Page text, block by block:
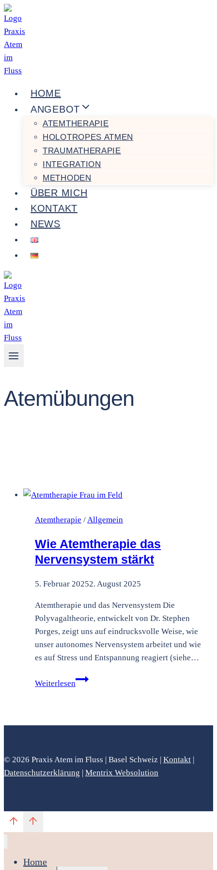
Zum
Inhalt
springen
HOME
ANGEBOT
ATEMTHERAPIE
HOLOTROPES ATMEN
TRAUMATHERAPIE
INTEGRATION
METHODEN
ÜBER MICH
KONTAKT
NEWS
Atemübungen
Atemtherapie / Allgemein
Wie Atemtherapie das
Nervensystem stärkt
5. Februar 20252. August 2025
Atemtherapie und das Nervensystem Die
Polyvagaltheorie, entwickelt von Dr. Stephen
Porges, zeigt uns auf eindrucksvolle Weise, wie
unser autonomes Nervensystem arbeitet und wie
es auf Stress und Entspannung reagiert (siehe…
Weiterlesen
Wie
© 2026 Praxis Atem im Fluss | Basel Schweiz | Kontakt |
Datenschutzerklärung | Mentrix Websolution
Home